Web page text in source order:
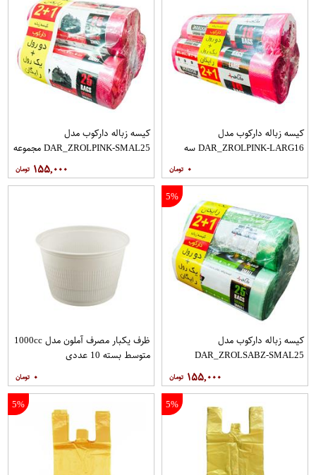
کیسه زباله دارکوب مدل
DAR_ZROLPINK-LARG16 سه
۰
کیسه زباله دارکوب مدل
DAR_ZROLPINK-SMAL25 مجموعه
۱۵۵,۰۰۰
5%
کیسه زباله دارکوب مدل
DAR_ZROLSABZ-SMAL25
۱۵۵,۰۰۰
ظرف یکبار مصرف آملون مدل 1000cc
متوسط بسته 10 عددی
۰
5%
5%